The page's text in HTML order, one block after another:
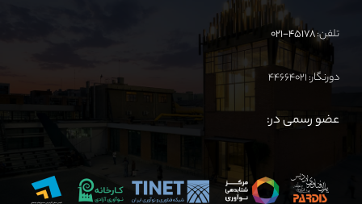
تلفن:۴۵۱۷۸-۰۲۱
دورنگار: ۴۴۶۶۴۰۲۱
عضو رسمی در: